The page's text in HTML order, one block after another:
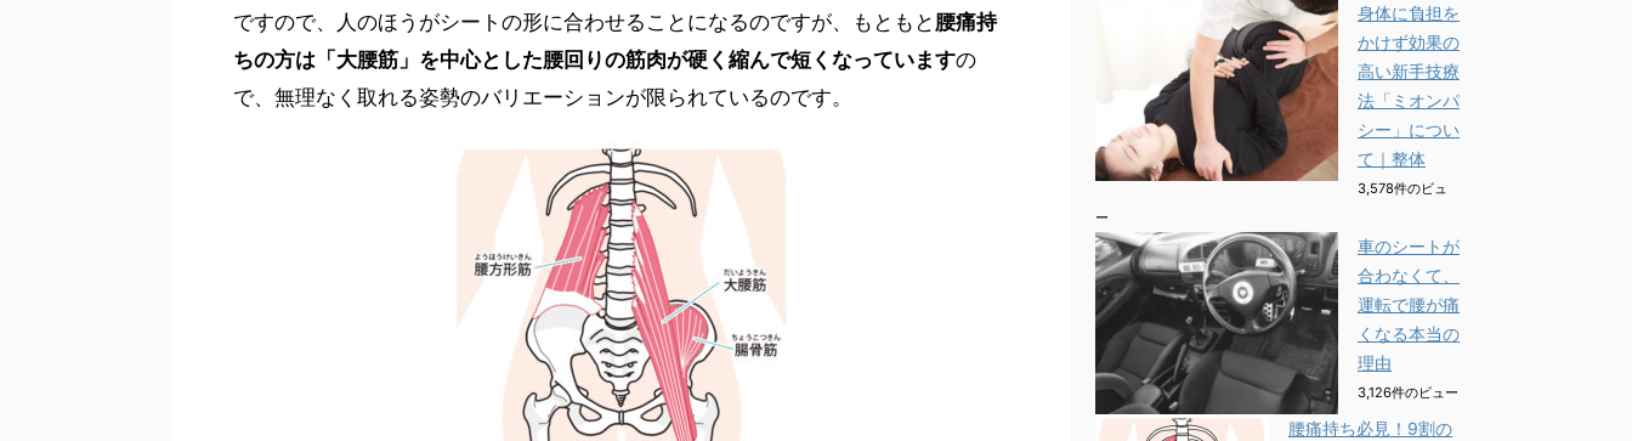
ですので、人のほうがシートの形に合わせることになるのですが、もともと 腰痛持
ちの方は「大腰筋」を中心とした腰回りの筋肉が硬く縮んで短くなっていますの
で、無理なく取れる姿勢のバリエーションが限られているのです。
身体に負担を
かけず効果の
高い新手技療
法「ミオンパ
シー」につい
て｜整体
3,578件のビュ
ー
車のシートが
合わなくて、
運転で腰が痛
くなる本当の
理由
3,126件のビュー
腰痛持ち必見！9割の